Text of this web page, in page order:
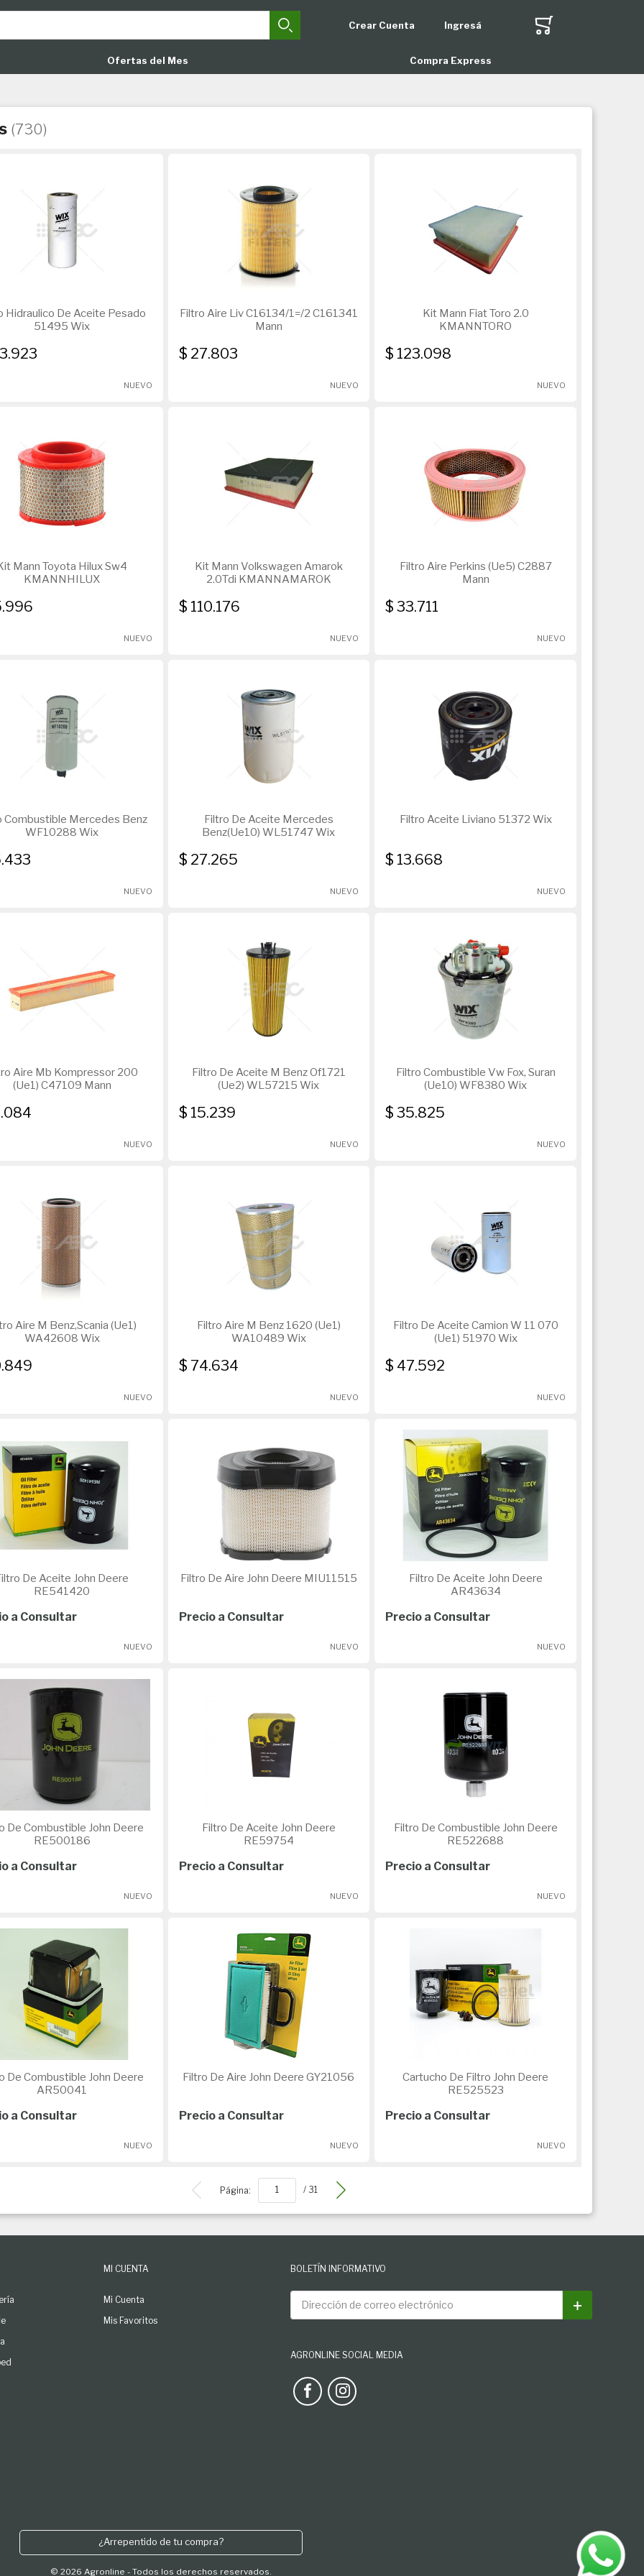
Close searchBuscar Crear Cuenta Ingresá
Ofertas del Mes Compra Express
(730)
Hidraulico De Aceite Pesado
51495 Wix
NUEVO
Filtro Aire Liv C16134/1=/2 C161341
Mann
$ 27.803
NUEVO
Kit Mann Fiat Toro 2.0
KMANNTORO
$ 123.098
NUEVO
Mann Toyota Hilux Sw4
KMANNHILUX
NUEVO
Kit Mann Volkswagen Amarok
2.0Tdi KMANNAMAROK
$ 110.176
NUEVO
Filtro Aire Perkins (Ue5) C2887
Mann
$ 33.711
NUEVO
Combustible Mercedes Benz
WF10288 Wix
NUEVO
Filtro De Aceite Mercedes
Benz(Ue10) WL51747 Wix
$ 27.265
NUEVO
Filtro Aceite Liviano 51372 Wix
$ 13.668
NUEVO
Aire Mb Kompressor 200
(Ue1) C47109 Mann
NUEVO
Filtro De Aceite M Benz Of1721
(Ue2) WL57215 Wix
$ 15.239
NUEVO
Filtro Combustible Vw Fox, Suran
(Ue10) WF8380 Wix
$ 35.825
NUEVO
Aire M Benz,Scania (Ue1)
WA42608 Wix
NUEVO
Filtro Aire M Benz 1620 (Ue1)
WA10489 Wix
$ 74.634
NUEVO
Filtro De Aceite Camion W 11 070
(Ue1) 51970 Wix
$ 47.592
NUEVO
De Aceite John Deere
RE541420
a Consultar
NUEVO
Filtro De Aire John Deere MIU11515
Precio a Consultar
NUEVO
Filtro De Aceite John Deere
AR43634
Precio a Consultar
NUEVO
Combustible John Deere
RE500186
a Consultar
NUEVO
Filtro De Aceite John Deere
RE59754
Precio a Consultar
NUEVO
Filtro De Combustible John Deere
RE522688
Precio a Consultar
NUEVO
Combustible John Deere
AR50041
a Consultar
NUEVO
Filtro De Aire John Deere GY21056
Precio a Consultar
NUEVO
Cartucho De Filtro John Deere
RE525523
Precio a Consultar
NUEVO
Página: / 31
MI CUENTA
Mi Cuenta
Mis Favoritos
BOLETÍN INFORMATIVO
Dirección de correo electrónico
Suscribirse
AGRONLINE SOCIAL MEDIA
See our Facebook
¿Arrepentido de tu compra?
© 2026 Agronline - Todos los derechos reservados.